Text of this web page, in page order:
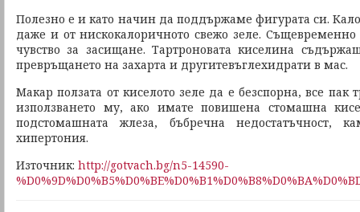
Полезно е и като начин да поддържаме фигурата си.
даже и от нискокалоричното свежо зеле.
чувство за засищане. Тартроновата киселина
превръщането на захарта и другитевъглехидрати в мас.
Макар ползата от киселото зеле да е безспорна, все пак
използването му, ако имате повишена стомашна
подстомашната жлеза, бъбречна недостатъчност,
хипертония.
Източник: http://gotvach.bg/n5-14590-